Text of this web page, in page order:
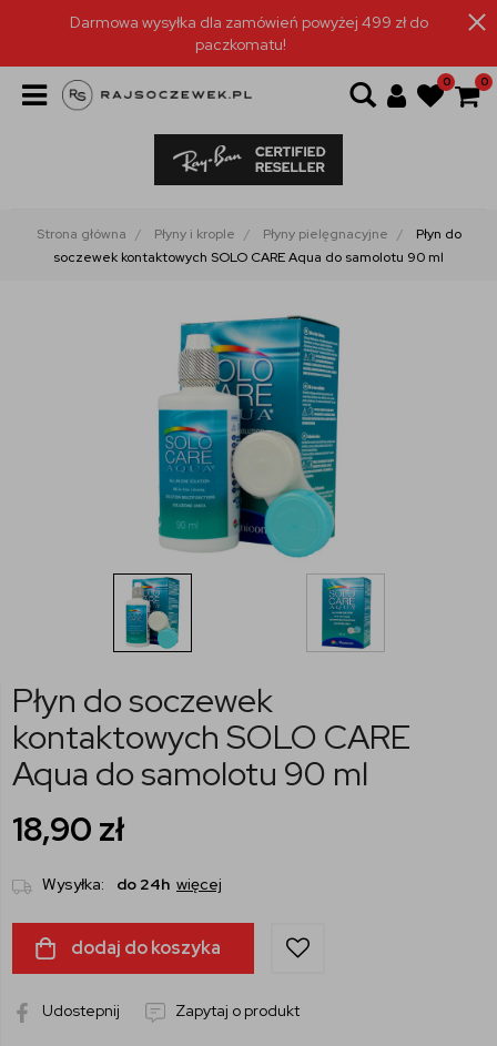
Darmowa wysyłka dla zamówień powyżej 499 zł do
paczkomatu!
0 0
Strona główna Płyny i krople Płyny pielęgnacyjne
Płyn do
soczewek kontaktowych SOLO CARE Aqua do samolotu 90 ml
Płyn do soczewek
kontaktowych SOLO CARE
Aqua do samolotu 90 ml
18,90 zł
Wysyłka: do 24h więcej
dodaj do koszyka
Udostepnij Zapytaj o produkt